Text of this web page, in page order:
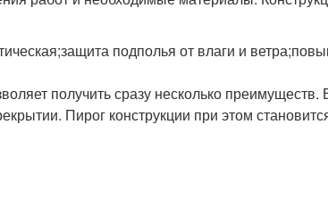
подполья от влаги и
получить сразу несколько
Пирог конструкции при этом